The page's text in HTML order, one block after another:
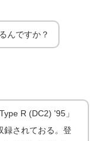
んですか？
R (DC2) '95」
録されておる。登